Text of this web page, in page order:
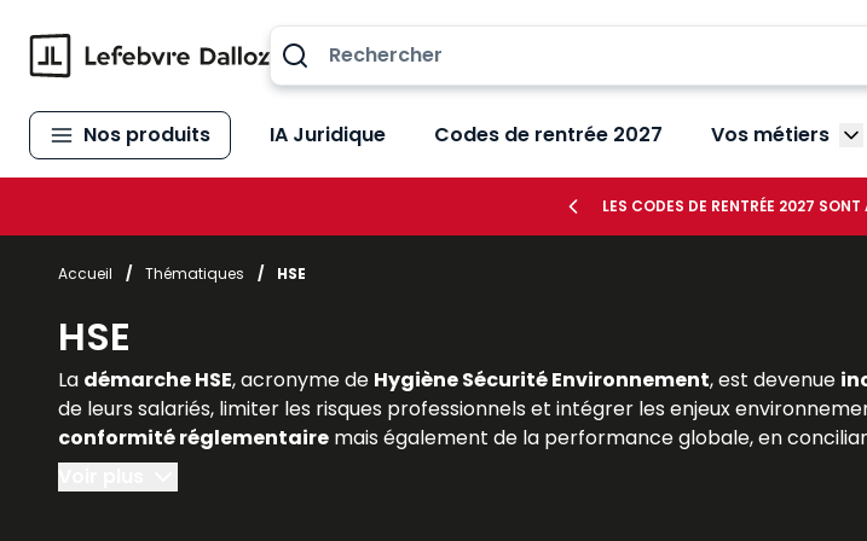
Nos produits IA Juridique Codes de rentrée 2027 Vos métiers
LES CODES DE RENTRÉE 2027 SONT
Accueil / Thématiques / HSE
HSE
La démarche HSE, acronyme de Hygiène Sécurité Environnement, est devenue
de leurs salariés, limiter les risques professionnels et intégrer les enjeux
conformité réglementaire mais également de la performance globale, en
économique
la portée du HSE est indispensable. Les